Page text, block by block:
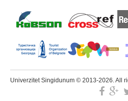
Univerzitet Singidunum © 2013-2026. All